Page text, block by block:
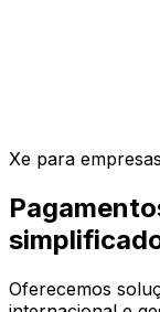
Xe para empresas
Oferecemos